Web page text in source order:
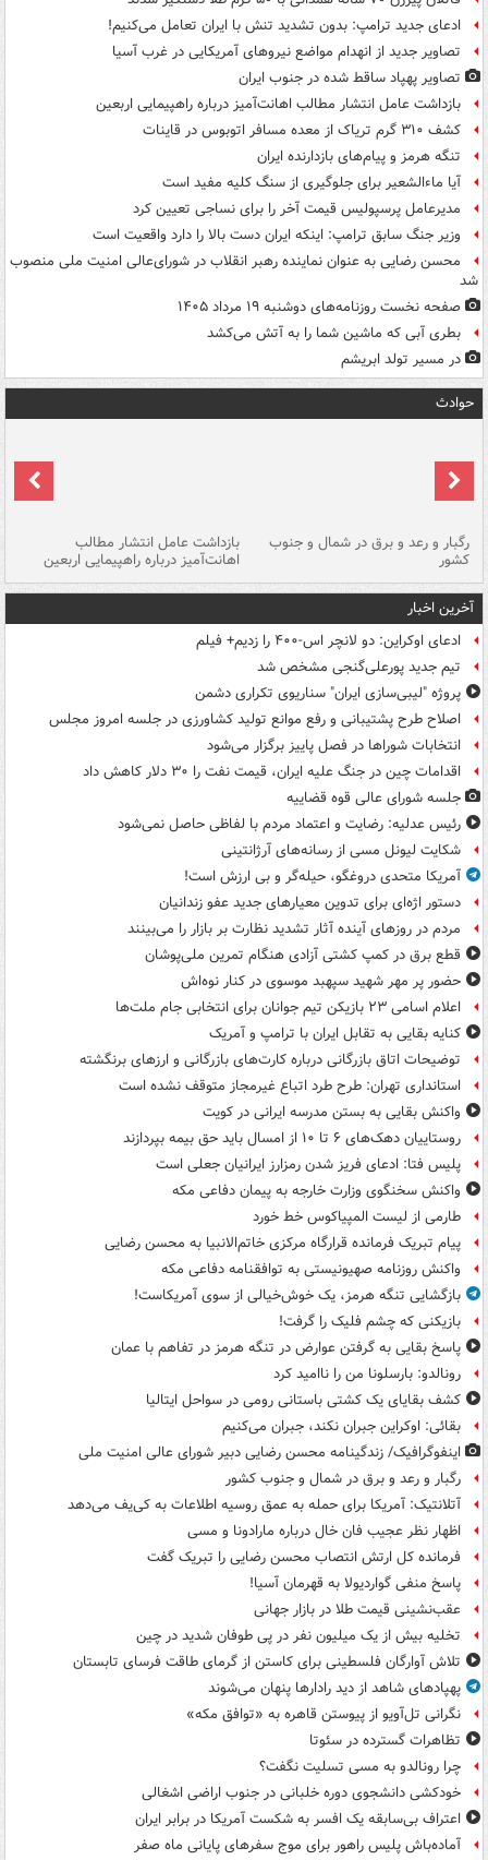
ادعای جدید ترامپ: بدون تشدید تنش با ایران تعامل می‌کنیم!
تصاویر جدید از انهدام مواضع نیروهای آمریکایی در غرب آسیا
تصاویر پهپاد ساقط شده در جنوب ایران
بازداشت عامل انتشار مطالب اهانت‌آمیز درباره راهپیمایی اربعین
کشف ۳۱۰ گرم تریاک از معده مسافر اتوبوس در قاینات
تنگه هرمز و پیام‌های بازدارنده ایران
آیا ماءالشعیر برای جلوگیری از سنگ کلیه مفید است
مدیرعامل پرسپولیس قیمت آخر را برای نساجی تعیین کرد
وزیر جنگ سابق ترامپ: اینکه ایران دست بالا را دارد واقعیت است
محسن رضایی به عنوان نماینده رهبر انقلاب در شورای‌عالی امنیت ملی منصوب
شد
صفحه نخست روزنامه‌های دوشنبه ۱۹ مرداد ۱۴۰۵
بطری آبی که ماشین شما را به آتش می‌کشد
در مسیر تولد ابریشم
حوادث
رگبار و رعد و برق در شمال و جنوب
کشور
بازداشت عامل انتشار مطالب
اهانت‌آمیز درباره راهپیمایی اربعین
آخرین اخبار
ادعای اوکراین: دو لانچر اس-۴۰۰ را زدیم+ فیلم
تیم جدید پورعلی‌گنجی مشخص شد
پروژه "لیبی‌سازی ایران" سناریوی تکراری دشمن
اصلاح طرح پشتیبانی و رفع موانع تولید کشاورزی در جلسه امروز مجلس
انتخابات شوراها در فصل پاییز برگزار می‌شود
اقدامات چین در جنگ علیه ایران، قیمت نفت را ۳۰ دلار کاهش داد
جلسه شورای عالی قوه قضاییه
رئیس عدلیه: رضایت و اعتماد مردم با لفاظی حاصل نمی‌شود
شکایت لیونل مسی از رسانه‌های آرژانتینی
آمریکا متحدی دروغگو، حیله‌گر و بی ارزش است!
دستور اژه‌ای برای تدوین معیارهای جدید عفو زندانیان
مردم در روزهای آینده آثار تشدید نظارت بر بازار را می‌بینند
قطع برق در کمپ کشتی آزادی هنگام تمرین ملی‌پوشان
حضور پر مهر شهید سپهبد موسوی در کنار نوه‌اش
اعلام اسامی ۲۳ بازیکن تیم جوانان برای انتخابی جام ملت‌ها
کنایه بقایی به تقابل ایران با ترامپ و آمریک
توضیحات اتاق بازرگانی درباره کارت‌های بازرگانی و ارزهای برنگشته
استانداری تهران: طرح طرد اتباع غیرمجاز متوقف نشده است
واکنش بقایی به بستن مدرسه ایرانی در کویت
روستاییان دهک‌های ۶ تا ۱۰ از امسال باید حق بیمه بپردازند
پلیس فتا: ادعای فریز شدن رمزارز ایرانیان جعلی است
واکنش سخنگوی وزارت خارجه به پیمان دفاعی مکه
طارمی از لیست المپیاکوس خط خورد
پیام تبریک فرمانده قرارگاه مرکزی خاتم‌الانبیا به محسن رضایی
واکنش روزنامه صهیونیستی به توافقنامه دفاعی مکه
بازگشایی تنگه هرمز، یک خوش‌خیالی از سوی آمریکاست!
بازیکنی که چشم فلیک را گرفت!
پاسخ بقایی به گرفتن عوارض در تنگه هرمز در تفاهم با عمان
رونالدو: بارسلونا من را ناامید کرد
کشف بقایای یک کشتی باستانی رومی در سواحل ایتالیا
بقائی: اوکراین جبران نکند، جبران می‌کنیم
اینفوگرافیک/ زندگینامه محسن رضایی دبیر شورای عالی امنیت‌ ملی
رگبار و رعد و برق در شمال و جنوب کشور
آتلانتیک: آمریکا برای حمله به عمق روسیه اطلاعات به کی‌یف می‌دهد
اظهار نظر عجیب فان خال درباره مارادونا و مسی
فرمانده کل ارتش انتصاب محسن رضایی را تبریک گفت
پاسخ منفی گواردیولا به قهرمان آسیا!
عقب‌نشینی قیمت طلا در بازار جهانی
تخلیه بیش از یک میلیون نفر در پی طوفان شدید در چین
تلاش آوارگان فلسطینی برای کاستن از گرمای طاقت فرسای تابستان
پهپادهای شاهد از دید رادارها پنهان می‌شوند
نگرانی تل‌آویو از پیوستن قاهره به «توافق مکه»
تظاهرات گسترده در سئوتا
چرا رونالدو به مسی تسلیت نگفت؟
خودکشی دانشجوی دوره خلبانی در جنوب اراضی اشغالی
اعتراف بی‌سابقه یک افسر به شکست آمریکا در برابر ایران
آماده‌باش پلیس راهور برای موج سفرهای پایانی ماه صفر